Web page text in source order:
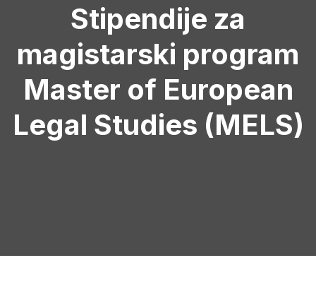
Stipendije za
magistarski program
Master of European
Legal Studies (MELS)